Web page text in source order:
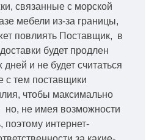
связанные с морской
мебели из-за границы,
повлиять Поставщик, в
будет продлен
и не будет считаться
с тем поставщики
чтобы максимально
но, не имея возможности
поэтому интернет-